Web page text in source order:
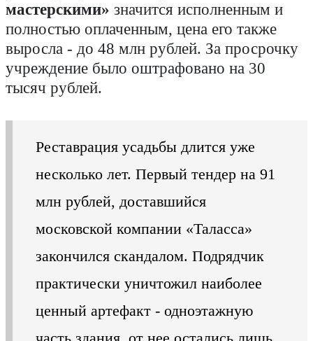
мастерскими» значится исполненным и
полностью оплаченным, цена его также
выросла - до 48 млн рублей. За просрочку
учреждение было оштрафовано на 30
тысяч рублей.
Реставрация усадьбы длится уже
несколько лет. Первый тендер на 91
млн рублей, доставшийся
московской компании «Таласса»
закончился скандалом. Подрядчик
практически уничтожил наиболее
ценный артефакт - одноэтажную